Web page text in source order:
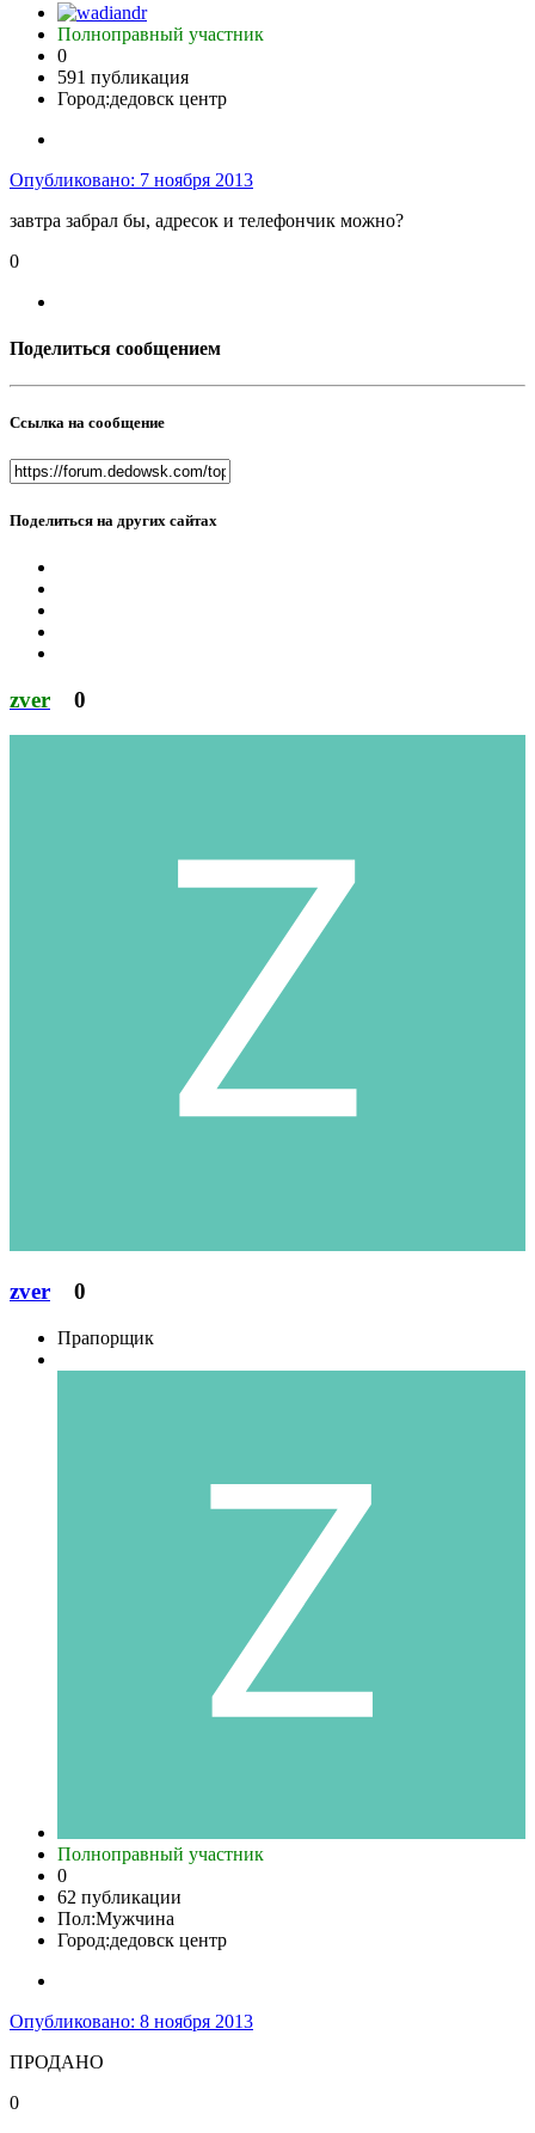
Полноправный участник
0
591 публикация
Город:дедовск центр
Опубликовано: 7 ноября 2013
завтра забрал бы, адресок и телефончик можно?
0
Поделиться сообщением
Ссылка на сообщение
Поделиться на других сайтах
zver 0
zver 0
Прапорщик
Полноправный участник
0
62 публикации
Пол:Мужчина
Город:дедовск центр
Опубликовано: 8 ноября 2013
ПРОДАНО
0